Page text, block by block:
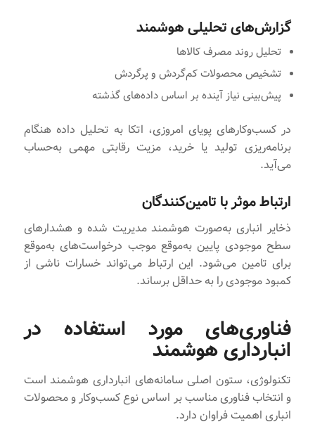
گزارش‌های تحلیلی هوشمند
تحلیل روند مصرف کالاها
تشخیص محصولات کم‌گردش و پرگردش
پیش‌بینی نیاز آینده بر اساس داده‌های گذشته
در کسب‌وکارهای پویای امروزی، اتکا به تحلیل داده هنگام
برنامه‌ریزی تولید یا خرید، مزیت رقابتی مهمی به‌حساب
می‌آید.
ارتباط موثر با تامین‌کنندگان
ذخایر انباری به‌صورت هوشمند مدیریت شده و هشدارهای
سطح موجودی پایین به‌موقع موجب درخواست‌های به‌موقع
برای تامین می‌شود. این ارتباط می‌تواند خسارات ناشی از
کمبود موجودی را به حداقل برساند.
فناوری‌های مورد استفاده در
انبارداری هوشمند
تکنولوژی، ستون اصلی سامانه‌های انبارداری هوشمند است
و انتخاب فناوری مناسب بر اساس نوع کسب‌وکار و محصولات
انباری اهمیت فراوان دارد.